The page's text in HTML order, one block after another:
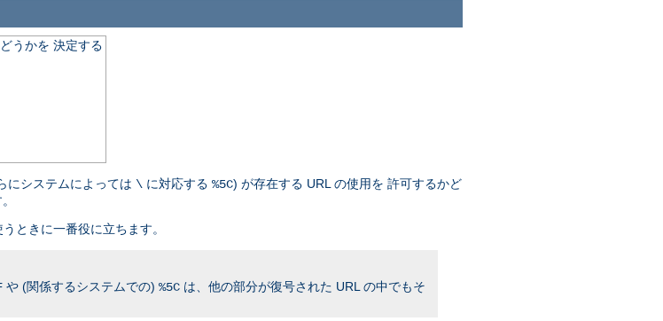
うかを 決定する
にシステムによっては \ に対応する %5C) が存在する URL の使用を 許可するかど
ときに一番役に立ちます。
や (関係するシステムでの) %5C は、他の部分が復号された URL の中でもそ